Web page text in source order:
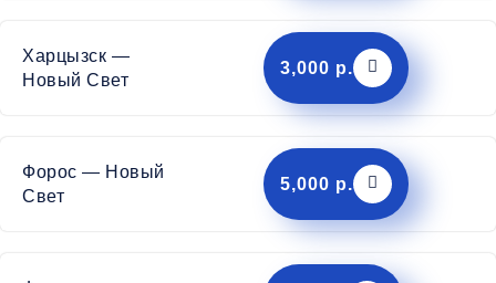
Харцызск —
Новый Свет
3,000 р.
Форос — Новый
Свет
5,000 р.